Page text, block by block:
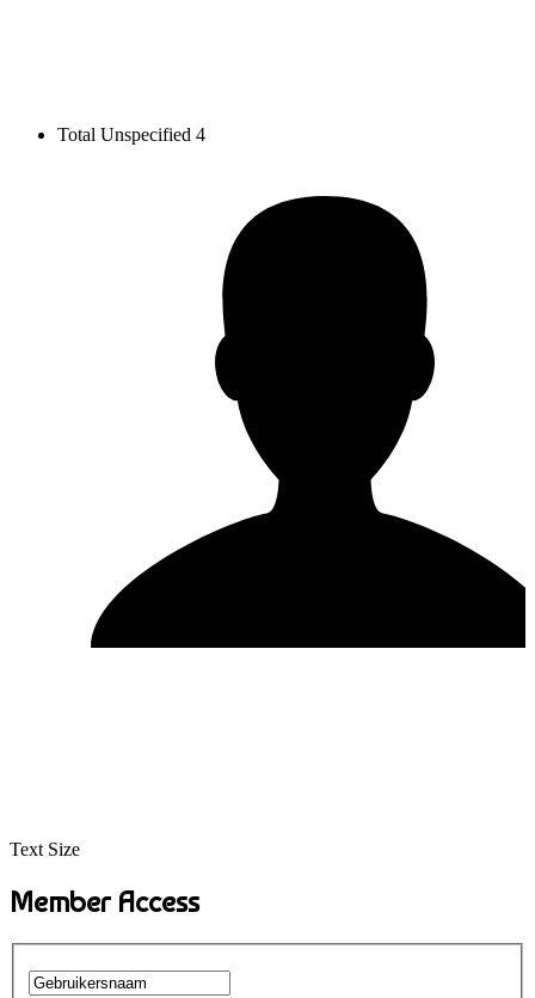
Total Unspecified 4
Text Size
Member Access